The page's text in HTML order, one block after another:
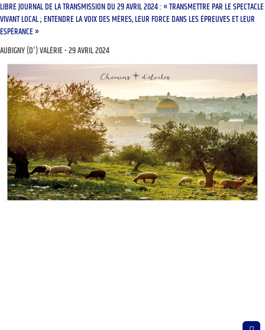
LIBRE JOURNAL DE LA TRANSMISSION DU 29 AVRIL 2024 : « TRANSMETTRE PAR LE SPECTACLE
VIVANT LOCAL ; ENTENDRE LA VOIX DES MÈRES, LEUR FORCE DANS LES ÉPREUVES ET LEUR
ESPÉRANCE »
AUBIGNY (D') VALÉRIE 29 AVRIL 2024